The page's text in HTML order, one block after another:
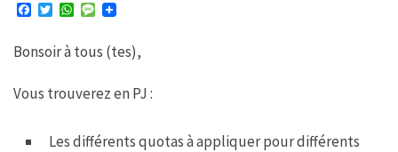
e
o
T
t
r
W
t
p
M
s
e
Bonsoir à tous (tes),
Vous trouverez en PJ :
Les différents quotas à appliquer pour différents